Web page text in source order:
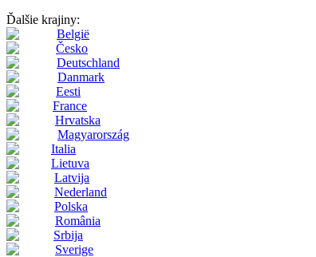
Ďalšie krajiny:
België
Česko
Deutschland
Danmark
Eesti
France
Hrvatska
Magyarország
Italia
Lietuva
Latvija
Nederland
Polska
România
Srbija
Sverige